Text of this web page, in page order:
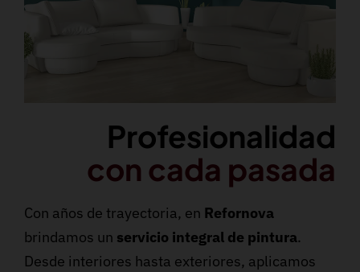
Profesionalidad
con cada pasada
Con años de trayectoria, en Refornova
brindamos un servicio integral de pintura.
Desde interiores hasta exteriores, aplicamos